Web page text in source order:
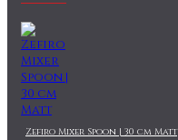
Zefiro Mixer Spoon | 30 cm Matt